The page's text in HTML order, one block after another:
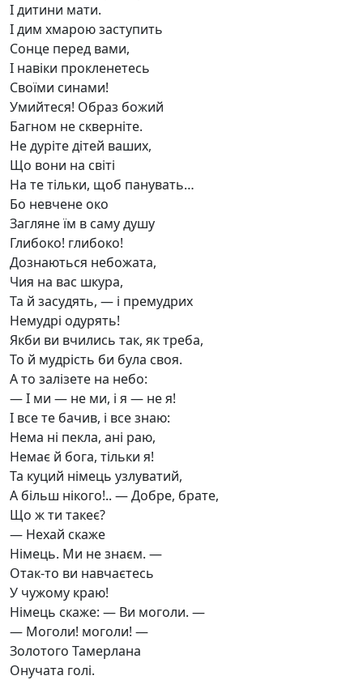
І дитини мати.
І дим хмарою заступить
Сонце перед вами,
І навіки прокленетесь
Своїми синами!
Умийтеся! Образ божий
Багном не скверніте.
Не дуріте дітей ваших,
Що вони на світі
На те тільки, щоб панувать…
Бо невчене око
Загляне їм в саму душу
Глибоко! глибоко!
Дознаються небожата,
Чия на вас шкура,
Та й засудять, — і премудрих
Немудрі одурять!
Якби ви вчились так, як треба,
То й мудрість би була своя.
А то залізете на небо:
— І ми — не ми, і я — не я!
І все те бачив, і все знаю:
Нема ні пекла, ані раю,
Немає й бога, тільки я!
Та куций німець узлуватий,
А більш нікого!.. — Добре, брате,
Що ж ти такеє?
— Нехай скаже
Німець. Ми не знаєм. —
Отак-то ви навчаєтесь
У чужому краю!
Німець скаже: — Ви моголи. —
— Моголи! моголи! —
Золотого Тамерлана
Онучата голі.